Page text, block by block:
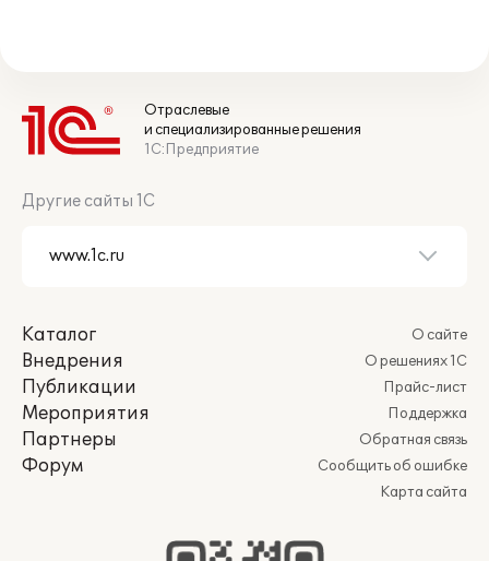
Отраслевые
и специализированные решения
1С:Предприятие
Другие сайты 1С
Каталог
Внедрения
Публикации
Мероприятия
Партнеры
Форум
О сайте
О решениях 1С
Прайс-лист
Поддержка
Обратная связь
Сообщить об ошибке
Карта сайта